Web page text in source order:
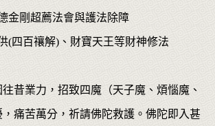
金剛超薦法會與護法除障
(四百禳解)、財寶天王等財神修法
昔業力，招致四魔（天子魔、煩惱魔、
痛苦萬分，祈請佛陀救護。佛陀即入甚